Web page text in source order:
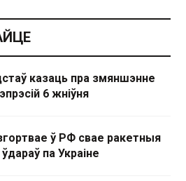
казаць пра змяншэнне
6 жніўня
ў РФ свае ракетныя
па Украіне